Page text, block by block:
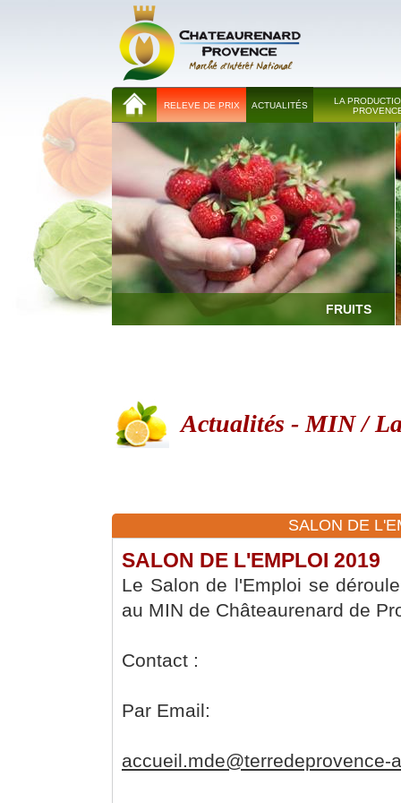
RELEVE DE PRIX ACTUALITÉS
LA
FRUITS
Actualités - MIN /
SALON DE
SALON DE L'EMPLOI 2019
Le Salon de l'Emploi se
au MIN de Châteaurenard de
Contact :
Par Email:
accueil.mde@terredeprovence-